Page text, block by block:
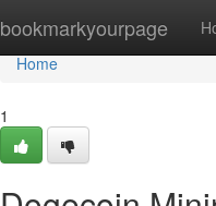
bookmarkyourpage
Home
Home
1